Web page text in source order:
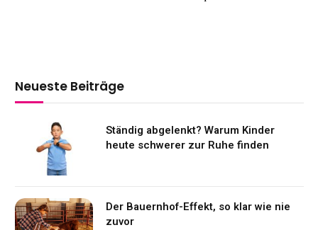
Neueste Beiträge
Ständig abgelenkt? Warum Kinder
heute schwerer zur Ruhe finden
Der Bauernhof-Effekt, so klar wie nie
zuvor